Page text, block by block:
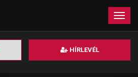
HÍRLEVÉL
×